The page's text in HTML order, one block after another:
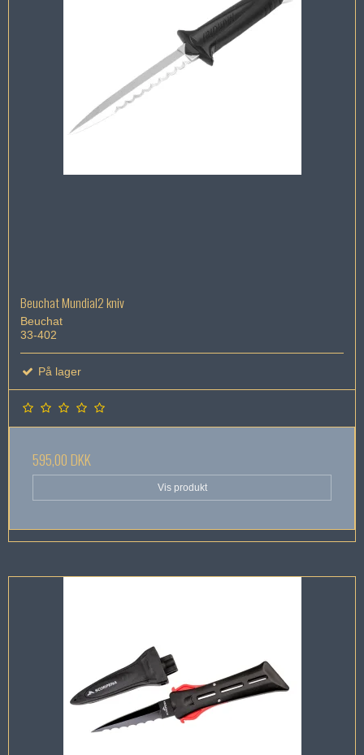
Beuchat Mundial2 kniv
Beuchat
33-402
På lager
595,00 DKK
Vis produkt